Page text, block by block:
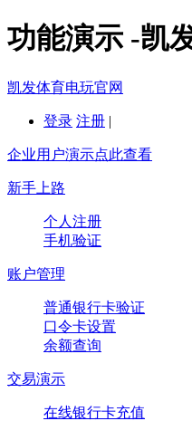
功能演示 -凯
凯发体育电玩官网
登录 注册 |
企业用户演示点此查看
新手上路
个人注册
手机验证
账户管理
普通银行卡验证
口令卡设置
余额查询
交易演示
在线银行卡充值